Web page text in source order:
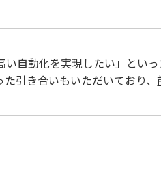
自動化を実現したい」とい
引き合いもいただいており、